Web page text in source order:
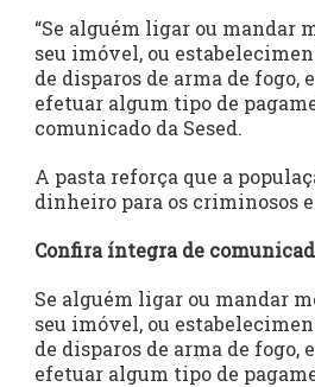
“Se alguém ligar ou mandar
seu imóvel, ou
de disparos de arma de fogo,
efetuar algum tipo de
comunicado da Sesed.
A pasta reforça que a
dinheiro para os criminosos
Confira íntegra de
Se alguém ligar ou mandar
seu imóvel, ou
de disparos de arma de fogo,
efetuar algum tipo de